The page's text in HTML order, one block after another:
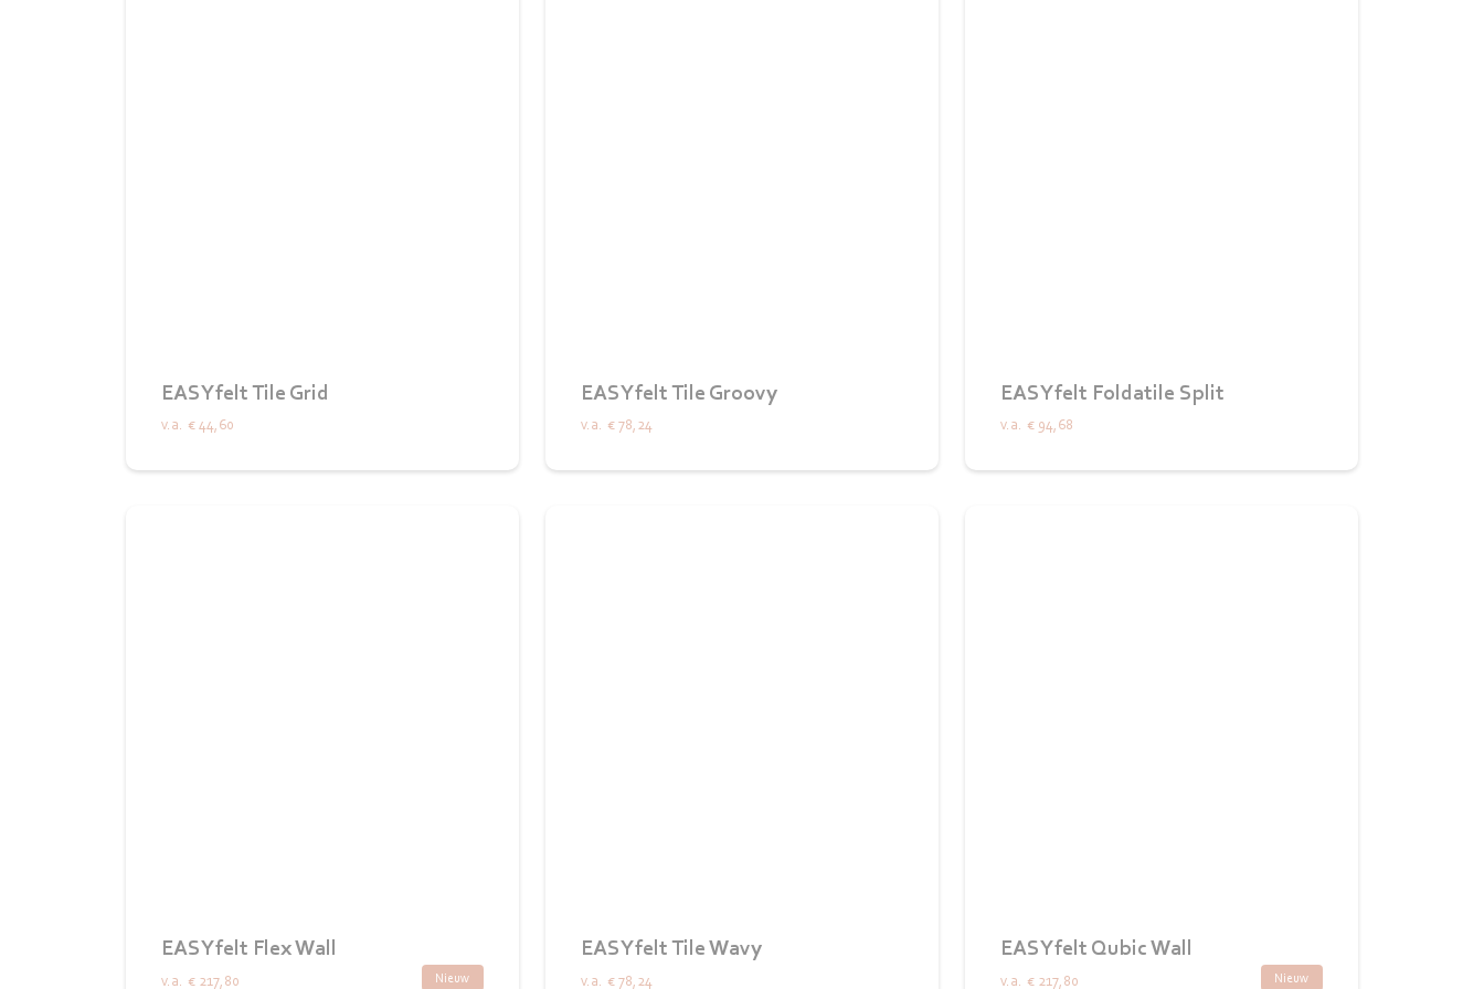
EASYfelt Tile Grid
v.a. € 44,60
EASYfelt Tile Groovy
v.a. € 78,24
EASYfelt Foldatile Split
v.a. € 94,68
EASYfelt Flex Wall
Nieuw
v.a. € 217,80
EASYfelt Tile Wavy
v.a. € 78,24
EASYfelt Qubic Wall
Nieuw
v.a. € 217,80